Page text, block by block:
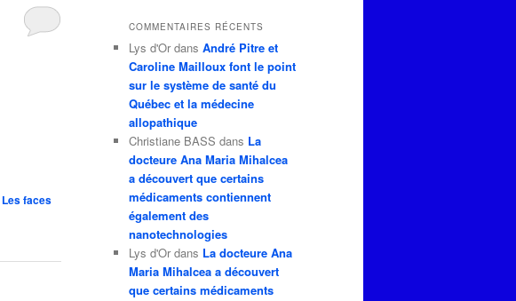
Les faces
COMMENTAIRES RÉCENTS
Lys d'Or dans André Pitre et
Caroline Mailloux font le point
sur le système de santé du
Québec et la médecine
allopathique
Christiane BASS dans La
docteure Ana Maria Mihalcea
a découvert que certains
médicaments contiennent
également des
nanotechnologies
Lys d'Or dans La docteure Ana
Maria Mihalcea a découvert
que certains médicaments